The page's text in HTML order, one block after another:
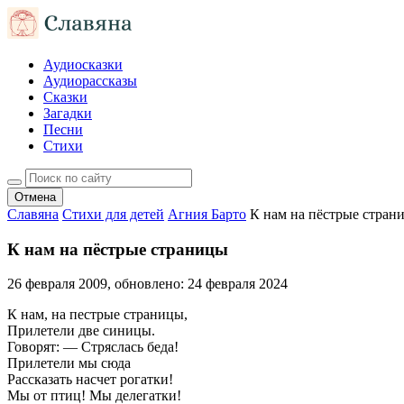
Аудиосказки
Аудиорассказы
Сказки
Загадки
Песни
Стихи
Отмена
Славяна Стихи для детей Агния Барто К нам на пёстрые
К нам на пёстрые страницы
26 февраля 2009, обновлено: 24 февраля 2024
К нам, на пестрые страницы,
Прилетели две синицы.
Говорят: — Стряслась беда!
Прилетели мы сюда
Рассказать насчет рогатки!
Мы от птиц! Мы делегатки!